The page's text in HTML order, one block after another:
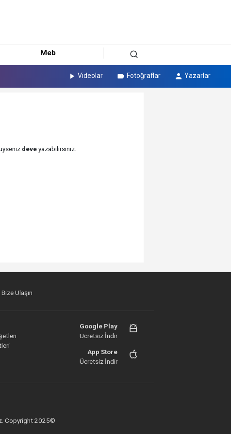
Meb
Videolar Fotoğraflar Yazarlar
deveyazabilirsiniz.
Bize Ulaşın
Google Play
Ücretsiz İndir
App Store
Ücretsiz İndir
Copyright 2025©